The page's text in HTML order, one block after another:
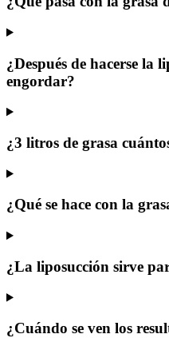
¿Después de hacerse la
engordar?
¿3 litros de grasa
¿Qué se hace con la
¿La liposucción sirve
¿Cuándo se ven los